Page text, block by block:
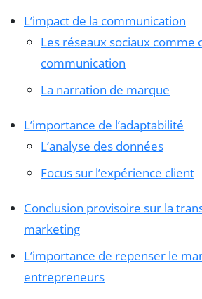
L’impact de la communication
Les réseaux sociaux comme
communication
La narration de marque
L’importance de l’adaptabilité
L’analyse des données
Focus sur l’expérience client
Conclusion provisoire sur la
marketing
L’importance de repenser le
entrepreneurs